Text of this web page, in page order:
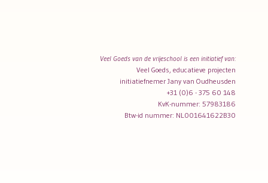
Veel Goeds van de vrijeschool is een initiatief van:
Veel Goeds, educatieve projecten
initiatiefnemer Jany van Oudheusden
+31 (0)6 - 375 60 148
KvK-nummer: 57983186
Btw-id nummer: NL001641622B30